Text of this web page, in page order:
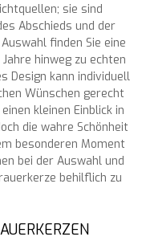
sie sind
Abschieds und der
finden Sie eine
hinweg zu echten
Design kann individuell
Wünschen gerecht
kleinen Einblick in
die wahre Schönheit
besonderen Moment
bei der Auswahl und
behilflich zu